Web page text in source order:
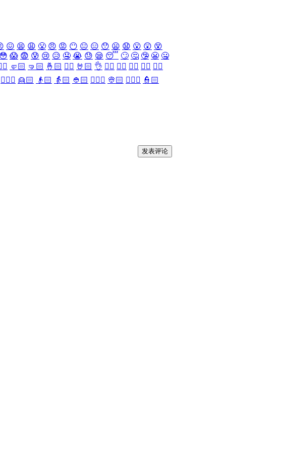
😖 😫 😩 😤 😠 😡 😶 😐 😑 😯 😦 😧 😮 😲 😵
😳 😱 😨 😰 😢 😥 🤤 😭 😓 😪 😴 🙄 🤔 🤥 😬 🤐
🤛🏻 🤜🏻 🤞🏻 ✌🏻 🤘🏻 👌 👈🏻 👉🏻 👆🏻 👇🏻 ☝🏻
👱🏻‍♀️ 👱🏻 👴🏻 👵🏻 👲🏻 👳🏻‍♀️ 👳🏻 👮🏻‍♀️ 👮🏻